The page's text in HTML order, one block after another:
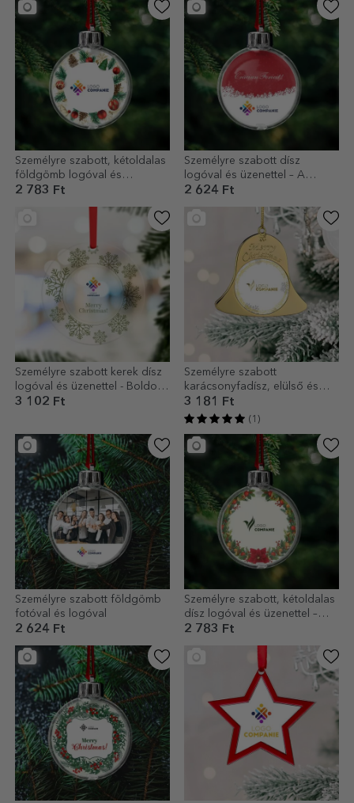
Személyre szabott, kétoldalas
földgömb logóval és
üzenettel – Boldog ünnepeket!
2 783 Ft
Személyre szabott dísz
logóval és üzenettel – A
karácsony varázsa
2 624 Ft
Személyre szabott kerek dísz
logóval és üzenettel - Boldog
karácsonyt!
3 102 Ft
Személyre szabott
karácsonyfadísz, elülső és
hátsó oldalon logóval - Bell
modell
3 181 Ft
(1)
Személyre szabott földgömb
fotóval és logóval
2 624 Ft
Személyre szabott, kétoldalas
dísz logóval és üzenettel –
Boldog karácsonyt!
2 783 Ft